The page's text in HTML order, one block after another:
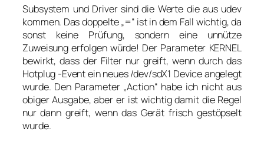
Subsystem und Driver sind die Werte die aus udev
kommen. Das doppelte „=“ ist in dem Fall wichtig, da
sonst keine Prüfung, sondern eine unnütze
Zuweisung erfolgen würde! Der Parameter KERNEL
bewirkt, dass der Filter nur greift, wenn durch das
Hotplug -Event ein neues /dev/sdX1 Device angelegt
wurde. Den Parameter „Action“ habe ich nicht aus
obiger Ausgabe, aber er ist wichtig damit die Regel
nur dann greift, wenn das Gerät frisch gestöpselt
wurde.